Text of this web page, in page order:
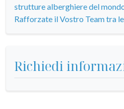
strutture alberghiere del
Rafforzate il Vostro Team tra
Richiedi